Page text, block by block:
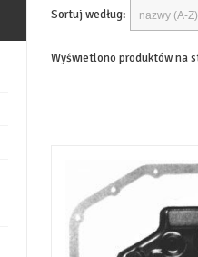
Sortuj według:
Wyświetlono produktów na